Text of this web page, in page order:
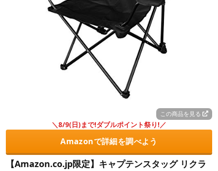
この商品を見る
＼8/9(日)まで!ダブルポイント祭り!／
Amazonで詳細を調べよう
【Amazon.co.jp限定】キャプテンスタッグ リクラ